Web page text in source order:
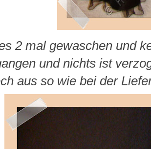
2 mal gewaschen und
und nichts ist
aus so wie bei der